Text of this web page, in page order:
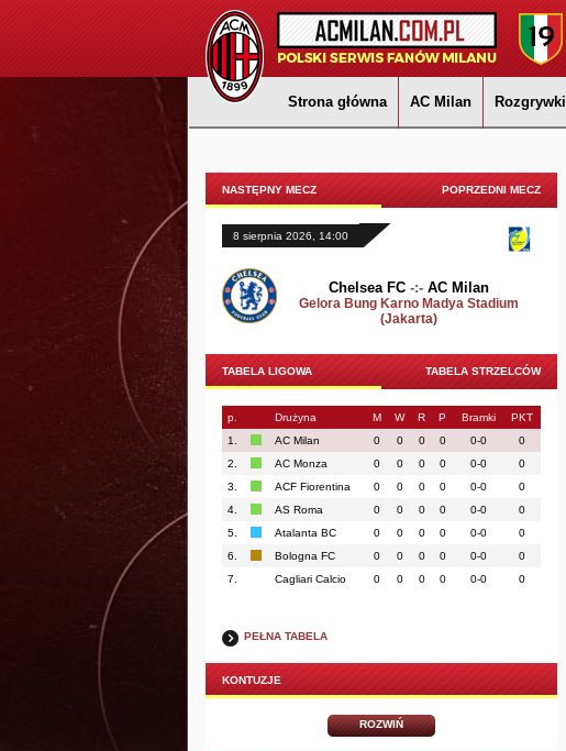
Strona główna AC Milan Rozgrywki
NASTĘPNY MECZ POPRZEDNI MECZ
8 sierpnia 2026, 14:00
Chelsea FC -:- AC Milan
Gelora Bung Karno Madya Stadium
(Jakarta)
TABELA LIGOWA TABELA STRZELCÓW
p. Drużyna M W R P Bramki
PKT
1.
AC Milan 0 0 0 0 0-0
0
2.
AC Monza 0 0 0 0 0-0
0
3.
ACF Fiorentina 0 0 0 0 0-0
0
4.
AS Roma 0 0 0 0 0-0
0
5.
Atalanta BC 0 0 0 0 0-0
0
6.
Bologna FC 0 0 0 0 0-0
0
7.
Cagliari Calcio 0 0 0 0 0-0 0
PEŁNA TABELA
KONTUZJE
ROZWIŃ